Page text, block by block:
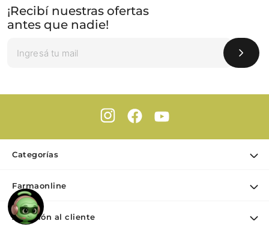
¡Recibí nuestras ofertas
antes que nadie!
Categorías
Cuidado Personal
Dermocosmética
Farmaonline
Nuestra empresa
Atención al cliente